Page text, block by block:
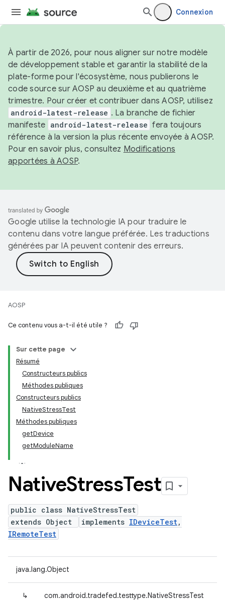
Connexion
À partir de 2026, pour nous aligner sur notre modèle
de développement stable et garantir la stabilité de la
plate-forme pour l'écosystème, nous publierons le
code source sur AOSP au deuxième et au quatrième
trimestre. Pour créer et contribuer dans AOSP, utilisez
android-latest-release . La branche de fichier
manifeste android-latest-release fera toujours
référence à la version la plus récente envoyée à AOSP.
Pour en savoir plus, consultez Modifications
apportées à AOSP.
Google utilise la technologie IA pour traduire le
contenu dans votre langue préférée. Les traductions
générées par IA peuvent contenir des erreurs.
AOSP
Ce contenu vous a-t-il été utile ?
Sur cette page
Résumé
Constructeurs publics
Méthodes publiques
Constructeurs publics
NativeStressTest
Méthodes publiques
getDevice
getModuleName
NativeStressTest
public class NativeStressTest
extends Object
implements IDeviceTest,
IRemoteTest
java.lang.Object
↳ com.android.tradefed.testtype.NativeStressTest